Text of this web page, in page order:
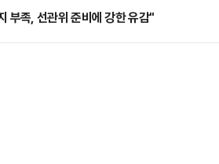
부족, 선관위 준비에 강한 유감"